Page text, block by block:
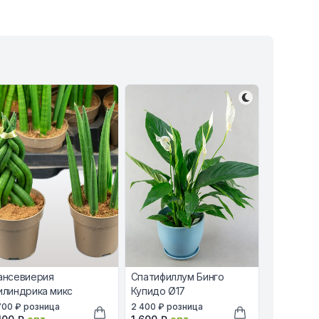
микс
цена в рублях
₽ розница
Спатифиллум Бинго
Купидо Ø17
В наличии, цена в рублях
2 400 ₽ розница